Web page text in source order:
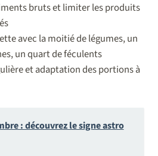
bruts et limiter les produits
avec la moitié de légumes, un
un quart de féculents
et adaptation des portions à
: découvrez le signe astro